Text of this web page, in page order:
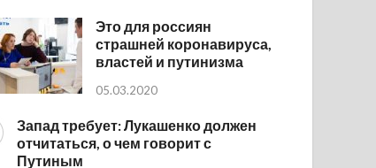
Это для россиян
страшней коронавируса,
властей и путинизма
05.03.2020
Запад требует: Лукашенко должен
отчитаться, о чем говорит с
Путиным